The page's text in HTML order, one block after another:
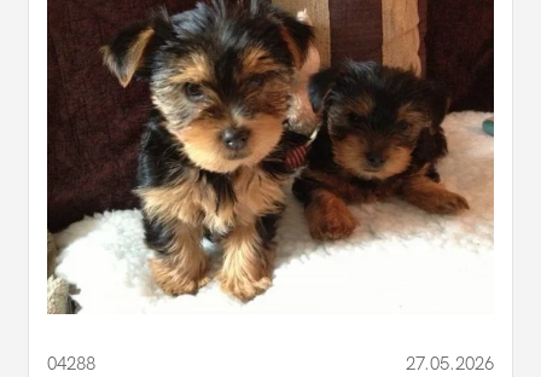
04288 27.05.2026